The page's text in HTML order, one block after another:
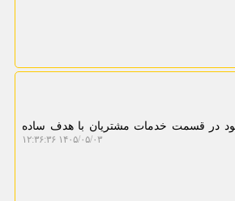
تعدیل 10 درصدی نیروی کار خود در قسمت خدمات مشتریان با هدف ساده
۱۴۰۵/۰۵/۰۳ ۱۲:۳۶:۳۶